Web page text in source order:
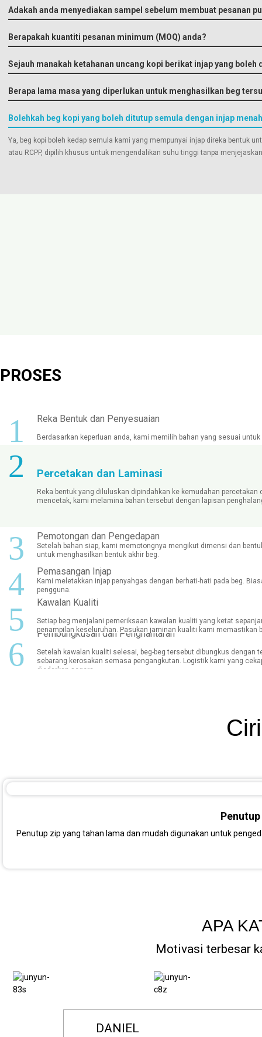
Adakah anda menyediakan sampel sebelum membuat pesanan
Berapakah kuantiti pesanan minimum (MOQ) anda?
Sejauh manakah ketahanan uncang kopi berikat injap yang boleh
Berapa lama masa yang diperlukan untuk menghasilkan beg
Bolehkah beg kopi yang boleh ditutup semula dengan injap
Ya, beg kopi boleh kedap semula kami yang mempunyai injap direka bentuk
atau RCPP, dipilih khusus untuk mengendalikan suhu tinggi tanpa
PROSES
1 Reka Bentuk dan Penyesuaian
Berdasarkan keperluan anda, kami memilih bahan yang sesuai
2 Percetakan dan Laminasi
Reka bentuk yang diluluskan dipindahkan ke kemudahan
mencetak, kami melamina bahan tersebut dengan lapisan
3 Pemotongan dan Pengedapan
Setelah bahan siap, kami memotongnya mengikut dimensi dan
untuk menghasilkan bentuk akhir beg.
4 Pemasangan Injap
Kami meletakkan injap penyahgas dengan berhati-hati pada beg.
pengguna.
5 Kawalan Kualiti
Setiap beg menjalani pemeriksaan kawalan kualiti yang ketat
penampilan keseluruhan. Pasukan jaminan kualiti kami
6
Pembungkusan dan Penghantaran
Setelah kawalan kualiti selesai, beg-beg tersebut dibungkus
sebarang kerosakan semasa pengangkutan. Logistik kami yang
diedarkan segera.
Penutup zip yang tahan lama dan mudah digunakan untuk
APA
Motivasi terbesar
TAH DOHCHOR
ANDREW BROWN
MARIA GONZALEZ
DAVID KIM
FRANCISCO GARCIA
DANIEL